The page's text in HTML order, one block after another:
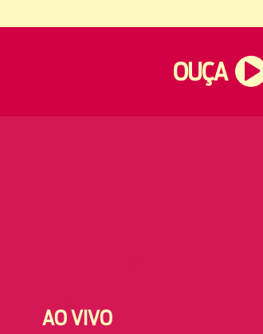
OUÇA
AO VIVO